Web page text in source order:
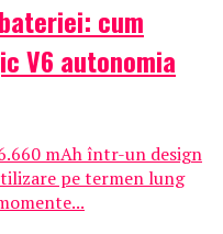
cum
V6 autonomia
mAh într-un design
pe termen lung